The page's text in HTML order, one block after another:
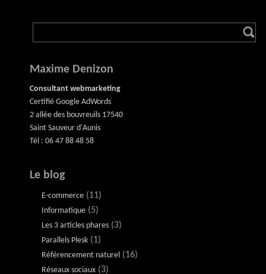
Maxime Denizon
Consultant webmarketing
Certifié Google AdWords
2 allée des bouvreuils 17540
Saint Sauveur d'Aunis
Tél : 06 47 88 48 58
Le blog
E-commerce (11)
Informatique (5)
Les 3 articles phares (3)
Parallels Plesk (1)
Référencement naturel (16)
Réseaux sociaux (3)